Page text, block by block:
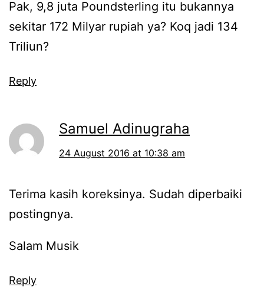
Pak, 9,8 juta Poundsterling itu bukannya
sekitar 172 Milyar rupiah ya? Koq jadi 134
Triliun?
Reply
Samuel Adinugraha
24 August 2016 at 10:38 am
Terima kasih koreksinya. Sudah diperbaiki
postingnya.
Salam Musik
Reply